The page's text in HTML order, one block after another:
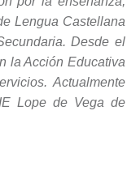
Lengua Castellana
Desde el
la Acción Educativa
Actualmente
Lope de Vega de